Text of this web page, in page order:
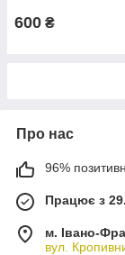
600 ₴
Про нас
96%
Працює з
м. Івано-
вул.